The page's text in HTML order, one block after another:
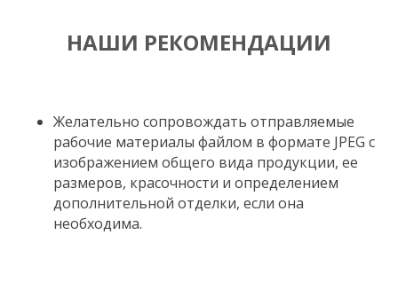
НАШИ РЕКОМЕНДАЦИИ
Желательно сопровождать отправляемые
рабочие материалы файлом в формате JPEG с
изображением общего вида продукции, ее
размеров, красочности и определением
дополнительной отделки, если она
необходима.